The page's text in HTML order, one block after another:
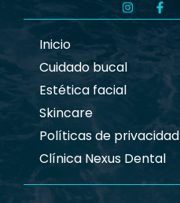
Inicio
Cuidado bucal
Estética facial
Skincare
Políticas de privacidad
Clínica Nexus Dental